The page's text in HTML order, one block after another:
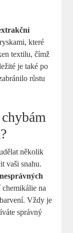
které
textilu, čímž
je také po
růstu
několik
vaši snahu.
na
Vždy je
správný